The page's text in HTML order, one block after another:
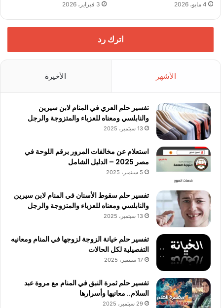
4 مايو، 2026 3 فبراير، 2026
اترك رد
الأشهر الأخيرة
تفسير حلم العري في المنام لابن سيرين
والنابلسي ومعناه للعزباء والمتزوجة والرجل
13 سبتمبر، 2025
استعلام عن مخالفات المرور برقم اللوحة في
مصر 2025 – الدليل الشامل
5 سبتمبر، 2025
تفسير حلم سقوط الأسنان في المنام لابن سيرين
والنابلسي ومعناه للعزباء والمتزوجة والرجل
13 سبتمبر، 2025
تفسير حلم خيانة الزوجة لزوجها في المنام ومعانيه
التفصيلية لكل الحالات
17 سبتمبر، 2025
تفسير حلم ثمرة النبق في المنام مع مروة عبد
السلام.. معانيها وأسرارها
29 سبتمبر، 2025